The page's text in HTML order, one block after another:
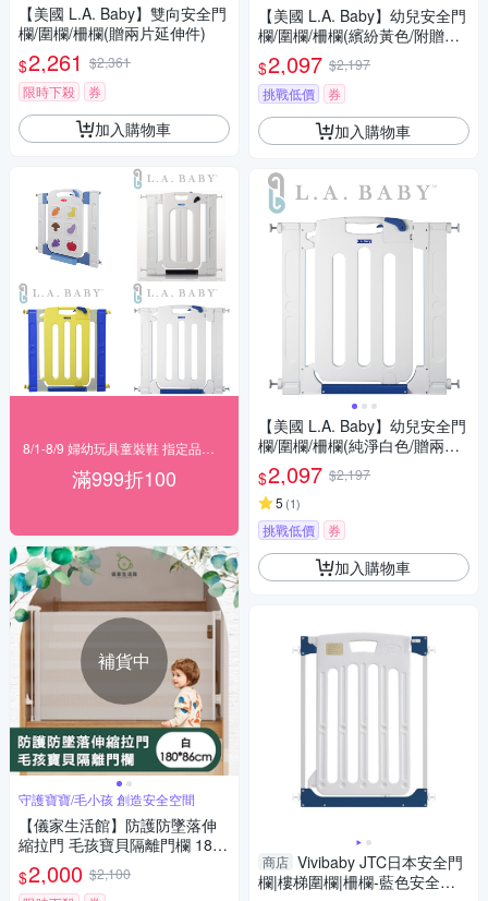
【美國 L.A. Baby】雙向安全門
欄/圍欄/柵欄(贈兩片延伸件)
$2,261 $2,361
限時下殺
券
加入購物車
滿999折100
補貨中
守護寶寶/毛小孩 創造安全空間
【儀家生活館】防護防墜落伸
縮拉門 毛孩寶貝隔離門欄 180*
86cm
$2,000 $2,100
【美國 L.A. Baby】幼兒安全門
欄/圍欄/柵欄(繽紛黃色/附贈兩
片延伸件)
$2,097 $2,197
挑戰低價
券
加入購物車
【美國 L.A. Baby】幼兒安全門
欄/圍欄/柵欄(純淨白色/贈兩片
延伸件)
$2,097 $2,197
5 (1)
挑戰低價 券
加入購物車
商店 Vivibaby JTC日本安全門
欄|樓梯圍欄|柵欄-藍色安全門